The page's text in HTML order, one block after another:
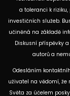
a toleranci k
investičních služeb.
učiněná na základě
Diskusní příspěvky
autorů a
Odesláním
uživatel na vědomí,
Světa za účelem